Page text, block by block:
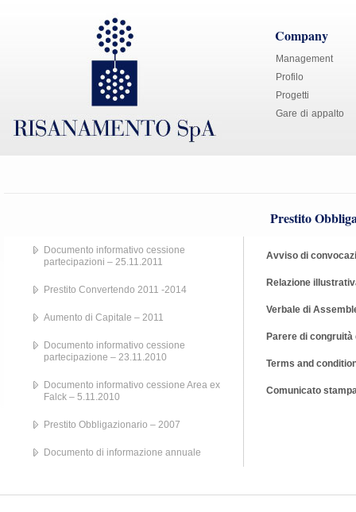
Company
Management
Profilo
Progetti
Gare di appalto
Prestito
Avviso di
Relazione
Verbale di
Parere di
Terms and
Comunicato
Documento informativo cessione
partecipazioni – 25.11.2011
Prestito Convertendo 2011 -2014
Aumento di Capitale – 2011
Documento informativo cessione
partecipazione – 23.11.2010
Documento informativo cessione Area ex
Falck – 5.11.2010
Prestito Obbligazionario – 2007
Documento di informazione annuale